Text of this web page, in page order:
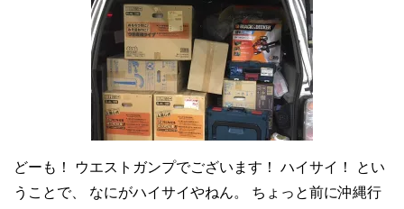
どーも！ ウエストガンプでございます！ ハイサイ！ とい
うことで、 なにがハイサイやねん。 ちょっと前に沖縄行